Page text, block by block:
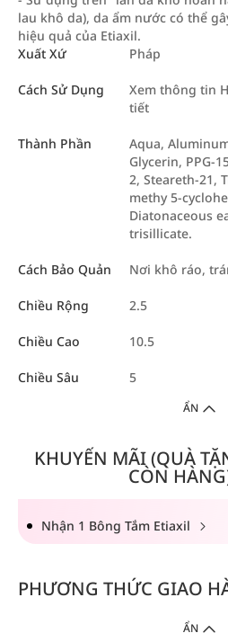
lau khô da), da ẩm nước có thể
hiệu quả của Etiaxil.
Xuất Xứ
Pháp
Cách Sử Dụng
Xem thông tin
tiết
Thành Phần
Aqua,
Glycerin, PPG-
2, Steareth-21,
methy 5-
Diatonaceous
trisillicate.
Cách Bảo Quản Nơi khô ráo,
Chiều Rộng 2.5
Chiều Cao 10.5
Chiều Sâu 5
ẨN
KHUYẾN MÃI (QUÀ
CÒN
Nhận 1 Bông Tắm Etiaxil
PHƯƠNG THỨC GIAO
ẨN